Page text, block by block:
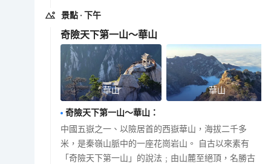
景點 · 下午
奇險天下第一山～華山
華山 華山
奇險天下第一山～華山 ：
中國五嶽之一、以險居首的西嶽華山，海拔二千多
米，是秦嶺山脈中的一座花崗岩山。 自古以來素有
「奇險天下第一山」的說法﹔由山麓至絕頂，名勝古